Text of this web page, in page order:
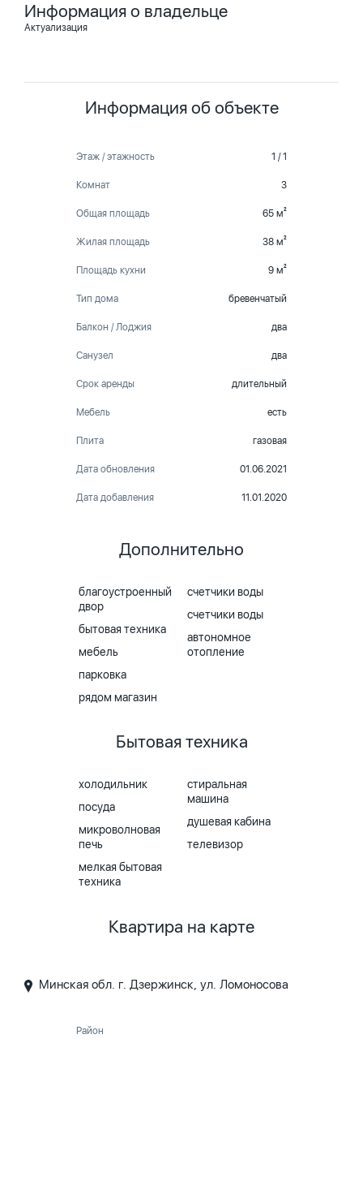
Информация о владельце
Актуализация
Информация об объекте
Этаж / этажность 1 / 1
Комнат 3
Общая площадь 65 м²
Жилая площадь 38 м²
Площадь кухни 9 м²
Тип дома бревенчатый
Балкон / Лоджия два
Санузел два
Срок аренды длительный
Мебель есть
Плита газовая
Дата обновления 01.06.2021
Дата добавления 11.01.2020
Дополнительно
благоустроенный
двор
бытовая техника
мебель
парковка
рядом магазин
счетчики воды
счетчики воды
автономное
отопление
Бытовая техника
холодильник
посуда
микроволновая
печь
мелкая бытовая
техника
стиральная
машина
душевая кабина
телевизор
Квартира на карте
Минская обл. г. Дзержинск, ул. Ломоносова
Район